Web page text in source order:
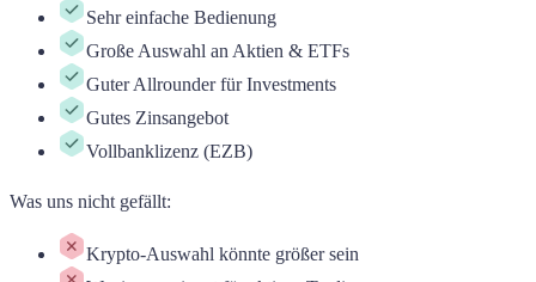
Sehr einfache Bedienung
Große Auswahl an Aktien & ETFs
Guter Allrounder für Investments
Gutes Zinsangebot
Vollbanklizenz (EZB)
Was uns nicht gefällt:
Krypto-Auswahl könnte größer sein